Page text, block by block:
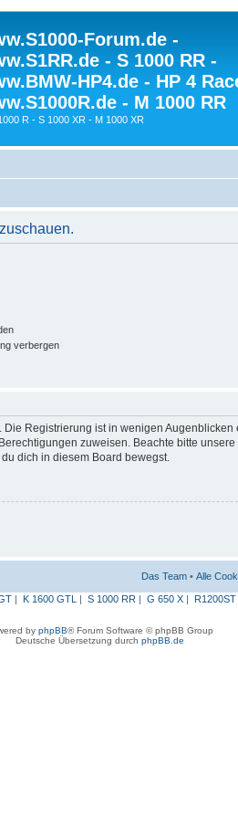
Forum.de -
- S 1000 RR -
HP4.de - HP 4
- M 1000 RR
R - S 1000 XR - M 1000 XR
verbergen
Registrierung ist in wenigen
zuweisen. Beachte bitte
dich in diesem Board bewegst.
Das Team • Alle
| K 1600 GTL | S 1000 RR | G 650 X| R1200ST
by phpBB® Forum Software © phpBB Group
Deutsche Übersetzung durch phpBB.de